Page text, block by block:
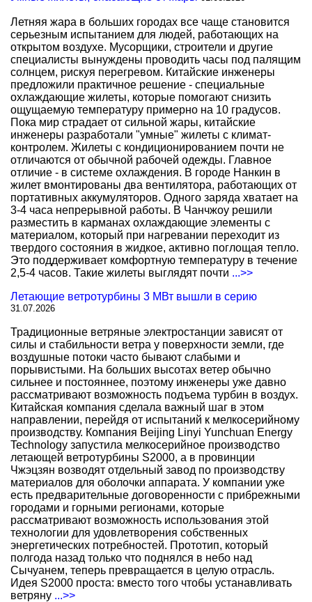
Летняя жара в больших городах все чаще становится
серьезным испытанием для людей, работающих на
открытом воздухе. Мусорщики, строители и другие
специалисты вынуждены проводить часы под палящим
солнцем, рискуя перегревом. Китайские инженеры
предложили практичное решение - специальные
охлаждающие жилеты, которые помогают снизить
ощущаемую температуру примерно на 10 градусов.
Пока мир страдает от сильной жары, китайские
инженеры разработали "умные" жилеты с климат-
контролем. Жилеты с кондиционированием почти не
отличаются от обычной рабочей одежды. Главное
отличие - в системе охлаждения. В городе Нанкин в
жилет вмонтированы два вентилятора, работающих от
портативных аккумуляторов. Одного заряда хватает на
3-4 часа непрерывной работы. В Чанчжоу решили
разместить в карманах охлаждающие элементы с
материалом, который при нагревании переходит из
твердого состояния в жидкое, активно поглощая тепло.
Это поддерживает комфортную температуру в течение
2,5-4 часов. Такие жилеты выглядят почти ...>>
Летающие ветротурбины 3 МВт вышли в серию
31.07.2026
Традиционные ветряные электростанции зависят от
силы и стабильности ветра у поверхности земли, где
воздушные потоки часто бывают слабыми и
порывистыми. На больших высотах ветер обычно
сильнее и постояннее, поэтому инженеры уже давно
рассматривают возможность подъема турбин в воздух.
Китайская компания сделала важный шаг в этом
направлении, перейдя от испытаний к мелкосерийному
производству. Компания Beijing Linyi Yunchuan Energy
Technology запустила мелкосерийное производство
летающей ветротурбины S2000, а в провинции
Чжэцзян возводят отдельный завод по производству
материалов для оболочки аппарата. У компании уже
есть предварительные договоренности с прибрежными
городами и горными регионами, которые
рассматривают возможность использования этой
технологии для удовлетворения собственных
энергетических потребностей. Прототип, который
полгода назад только что поднялся в небо над
Сычуанем, теперь превращается в целую отрасль.
Идея S2000 проста: вместо того чтобы устанавливать
ветряну ...>>